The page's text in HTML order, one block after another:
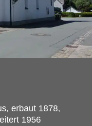
erbaut 1878,
1956